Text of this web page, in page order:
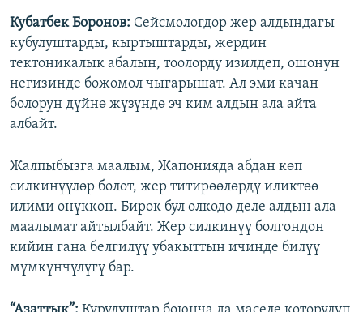
Кубатбек Боронов: Сейсмологдор жер алдындагы
кубулуштарды, кыртыштарды, жердин
тектоникалык абалын, тоолорду изилдеп, ошонун
негизинде божомол чыгарышат. Ал эми качан
болорун дүйнө жүзүндө эч ким алдын ала айта
албайт.
Жалпыбызга маалым, Жапонияда абдан көп
силкинүүлөр болот, жер титирөөлөрдү иликтөө
илими өнүккөн. Бирок бул өлкөдө деле алдын ала
маалымат айтылбайт. Жер силкинүү болгондон
кийин гана белгилүү убакыттын ичинде билүү
мүмкүнчүлүгү бар.